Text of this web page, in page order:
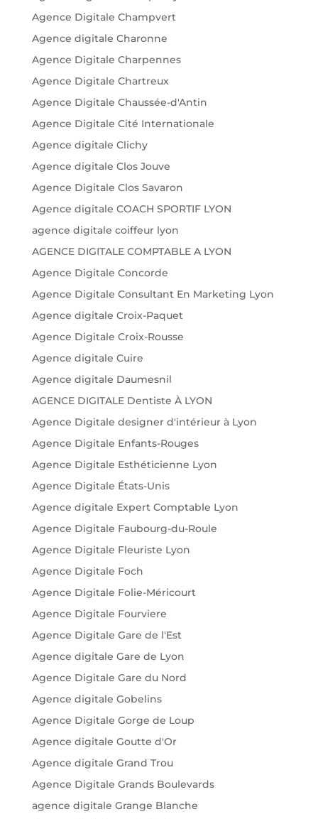
Agence Digitale Champvert
Agence digitale Charonne
Agence Digitale Charpennes
Agence Digitale Chartreux
Agence Digitale Chaussée-d'Antin
Agence Digitale Cité Internationale
Agence digitale Clichy
Agence digitale Clos Jouve
Agence Digitale Clos Savaron
Agence digitale COACH SPORTIF LYON
agence digitale coiffeur lyon
AGENCE DIGITALE COMPTABLE A LYON
Agence Digitale Concorde
Agence Digitale Consultant En Marketing Lyon
Agence digitale Croix-Paquet
Agence Digitale Croix-Rousse
Agence digitale Cuire
Agence digitale Daumesnil
AGENCE DIGITALE Dentiste À LYON
Agence Digitale designer d'intérieur à Lyon
Agence Digitale Enfants-Rouges
Agence Digitale Esthéticienne Lyon
Agence Digitale États-Unis
Agence digitale Expert Comptable Lyon
Agence Digitale Faubourg-du-Roule
Agence Digitale Fleuriste Lyon
Agence Digitale Foch
Agence Digitale Folie-Méricourt
Agence Digitale Fourviere
Agence Digitale Gare de l'Est
Agence digitale Gare de Lyon
Agence Digitale Gare du Nord
Agence digitale Gobelins
Agence Digitale Gorge de Loup
Agence digitale Goutte d'Or
Agence digitale Grand Trou
Agence Digitale Grands Boulevards
agence digitale Grange Blanche